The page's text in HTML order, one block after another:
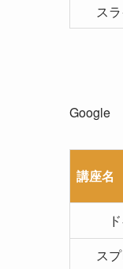
ス
Google
講座名
ス